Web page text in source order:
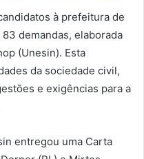
à prefeitura de
demandas, elaborada
(Unesin). Esta
da sociedade civil,
e exigências para a
entregou uma Carta